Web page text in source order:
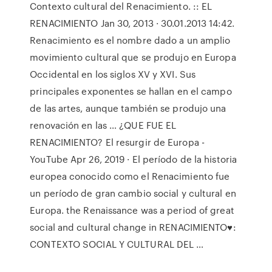
Contexto cultural del Renacimiento. :: EL
RENACIMIENTO Jan 30, 2013 · 30.01.2013 14:42.
Renacimiento es el nombre dado a un amplio
movimiento cultural que se produjo en Europa
Occidental en los siglos XV y XVI. Sus
principales exponentes se hallan en el campo
de las artes, aunque también se produjo una
renovación en las … ¿QUE FUE EL
RENACIMIENTO? El resurgir de Europa -
YouTube Apr 26, 2019 · El período de la historia
europea conocido como el Renacimiento fue
un período de gran cambio social y cultural en
Europa. the Renaissance was a period of great
social and cultural change in RENACIMIENTO♥:
CONTEXTO SOCIAL Y CULTURAL DEL …